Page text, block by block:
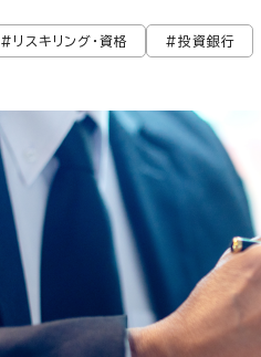
#リスキリング・資格 #投資銀行